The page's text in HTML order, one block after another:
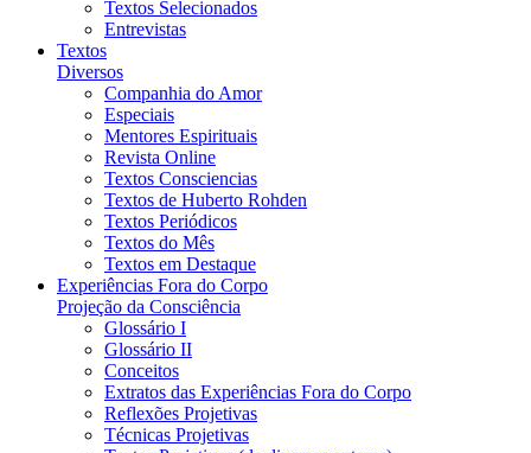
Textos Selecionados
Entrevistas
Textos
Diversos
Companhia do Amor
Especiais
Mentores Espirituais
Revista Online
Textos Consciencias
Textos de Huberto Rohden
Textos Periódicos
Textos do Mês
Textos em Destaque
Experiências Fora do Corpo
Projeção da Consciência
Glossário I
Glossário II
Conceitos
Extratos das Experiências Fora do Corpo
Reflexões Projetivas
Técnicas Projetivas